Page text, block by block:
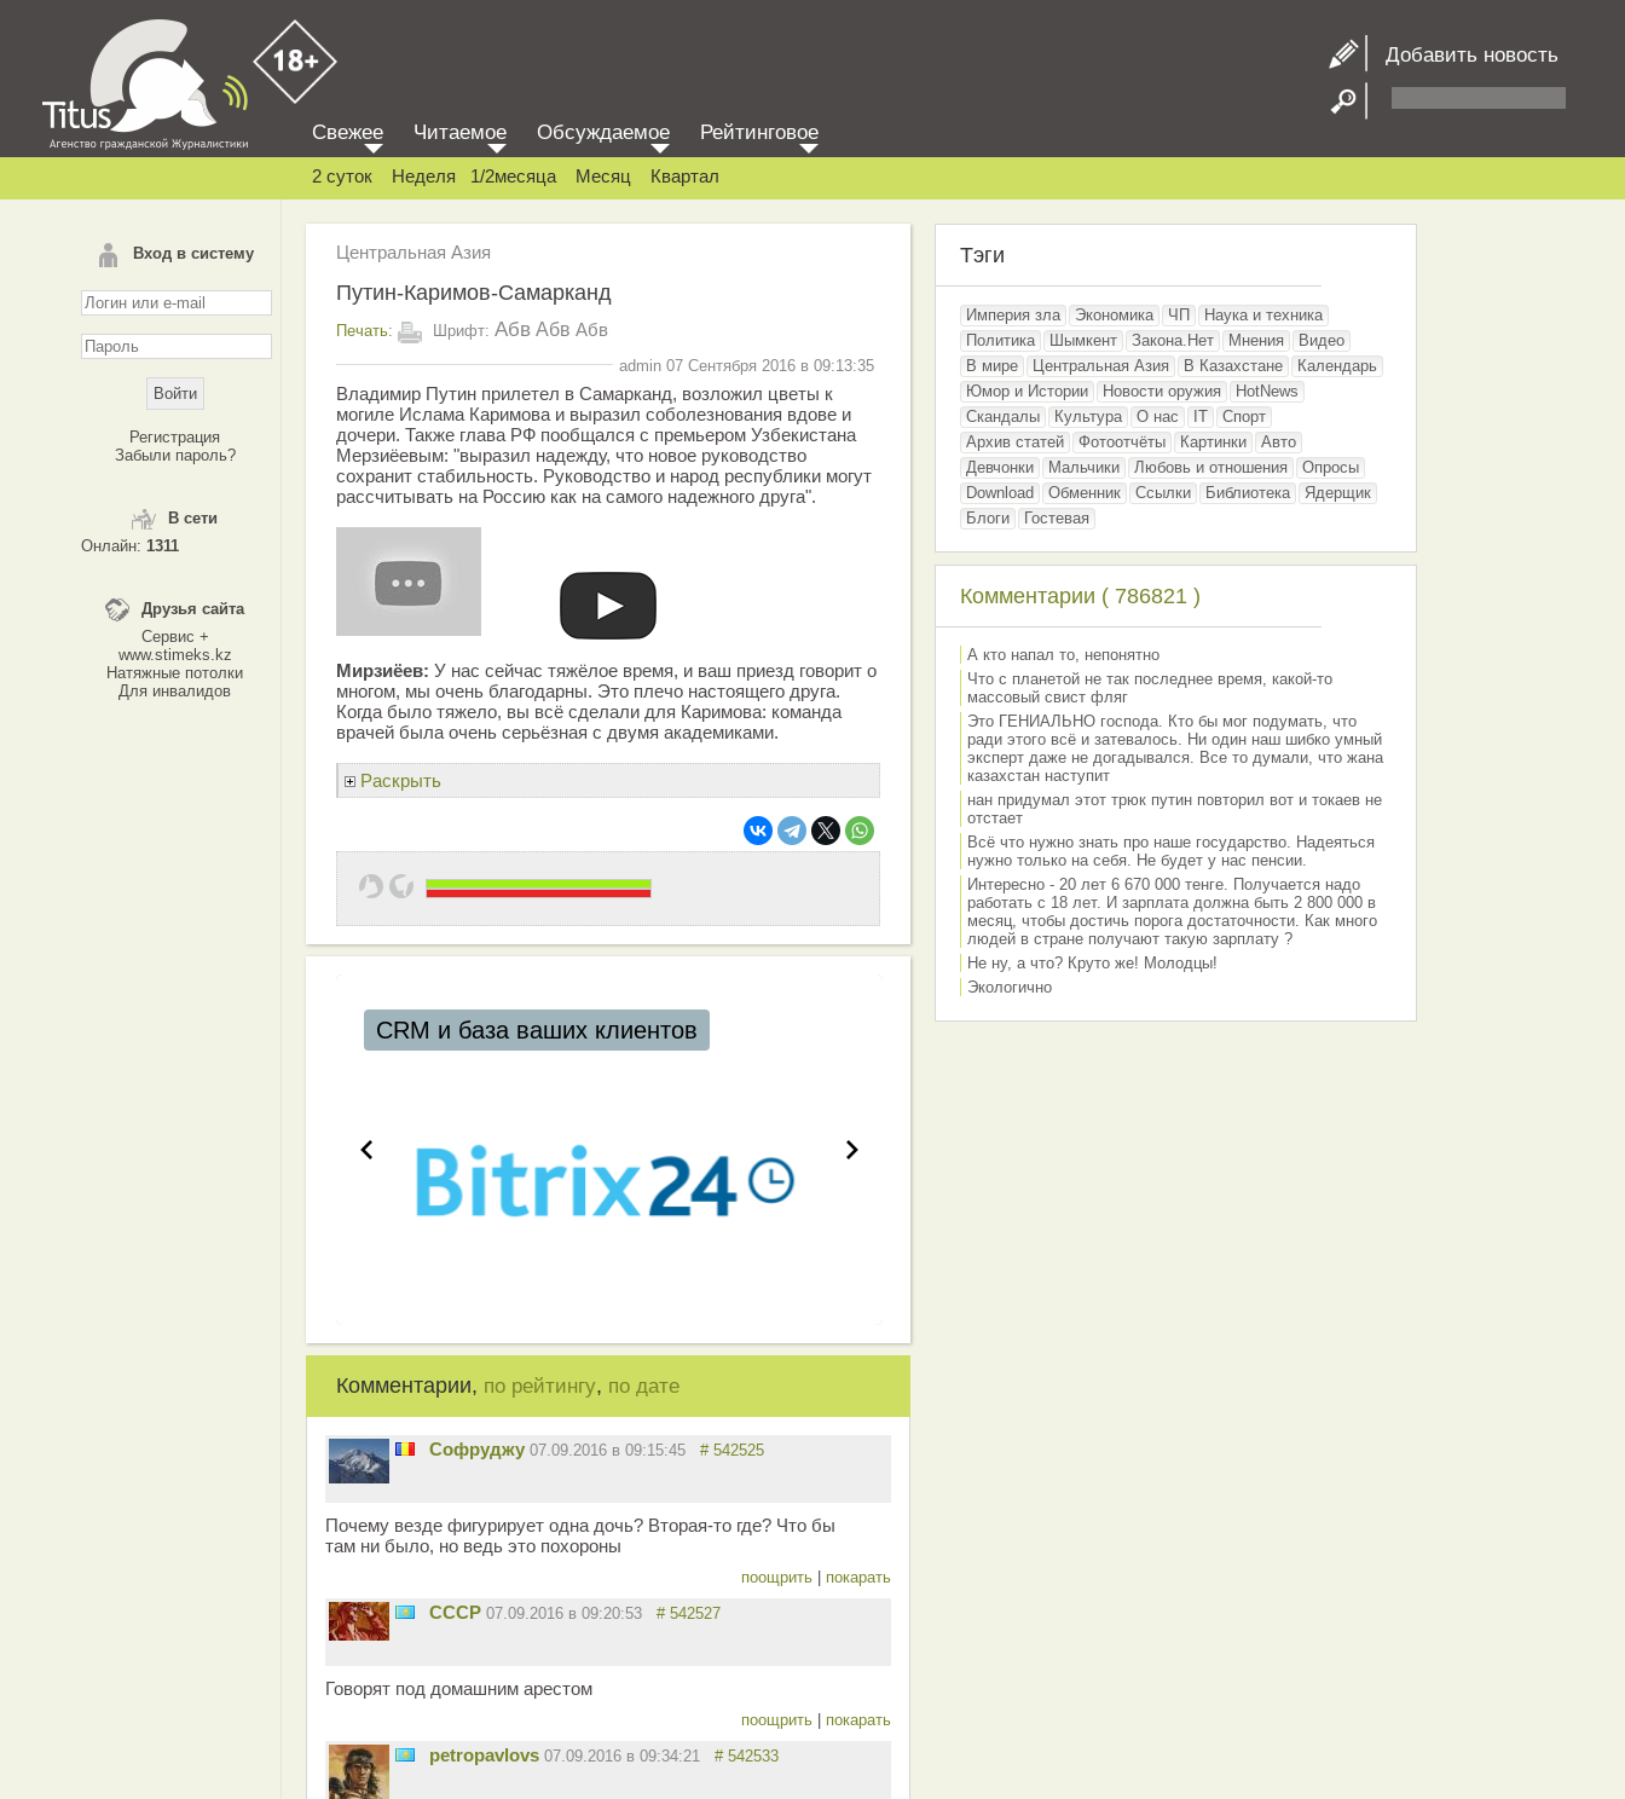
Добавить новость
Вход в систему
Регистрация
Забыли пароль?
В сети
Онлайн: 1311
Друзья сайта
Сервис +
www.stimeks.kz
Натяжные потолки
Для инвалидов
Свежее Читаемое Обсуждаемое Рейтинговое
2 суток Неделя 1/2месяца Месяц Квартал
Центральная Азия
Путин-Каримов-Самарканд
Печать: Шрифт: Абв Абв Абв
admin 07 Сентября 2016 в 09:13:35
Владимир Путин прилетел в Самарканд, возложил цветы к
могиле Ислама Каримова и выразил соболезнования вдове и
дочери. Также глава РФ пообщался с премьером Узбекистана
Мерзиёевым: "выразил надежду, что новое руководство
сохранит стабильность. Руководство и народ республики могут
рассчитывать на Россию как на самого надежного друга".
Мирзиёев: У нас сейчас тяжёлое время, и ваш приезд говорит о
многом, мы очень благодарны. Это плечо настоящего друга.
Когда было тяжело, вы всё сделали для Каримова: команда
врачей была очень серьёзная с двумя академиками.
Раскрыть
CRM и база ваших клиентов
Комментарии, по рейтингу, по дате
Софруджу 07.09.2016 в 09:15:45 # 542525
Почему везде фигурирует одна дочь? Вторая-то где? Что бы
там ни было, но ведь это похороны
поощрить покарать
СССР 07.09.2016 в 09:20:53 # 542527
Говорят под домашним арестом
поощрить покарать
petropavlovs 07.09.2016 в 09:34:21 # 542533
Тэги
Империя зла Экономика ЧП
Наука и техника
Политика
Шымкент Закона.Нет Мнения
Видео
В мире
Центральная Азия В Казахстане
Календарь
Юмор и Истории
Новости оружия
HotNews
Скандалы
Культура О нас IT
Спорт
Архив статей
Фотоотчёты Картинки
Авто
Девчонки
Мальчики Любовь и отношения
Опросы
Download
Обменник Ссылки Библиотека
Ядерщик
Блоги
Гостевая
Комментарии ( 786821 )
А кто напал то, непонятно
Что с планетой не так последнее время, какой-то
массовый свист фляг
Это ГЕНИАЛЬНО господа. Кто бы мог подумать, что
ради этого всё и затевалось. Ни один наш шибко умный
эксперт даже не догадывался. Все то думали, что жана
казахстан наступит
нан придумал этот трюк путин повторил вот и токаев не
отстает
Всё что нужно знать про наше государство. Надеяться
нужно только на себя. Не будет у нас пенсии.
Интересно - 20 лет 6 670 000 тенге. Получается надо
работать с 18 лет. И зарплата должна быть 2 800 000 в
месяц, чтобы достичь порога достаточности. Как много
людей в стране получают такую зарплату ?
Не ну, а что? Круто же! Молодцы!
Экологично